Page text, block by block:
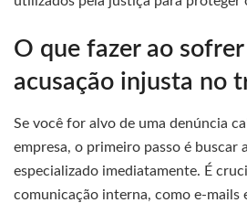
O que fazer ao sofrer
acusação injusta no
Se você for alvo de uma denúncia
empresa, o primeiro passo é buscar
especializado imediatamente. É
comunicação interna, como e-mails